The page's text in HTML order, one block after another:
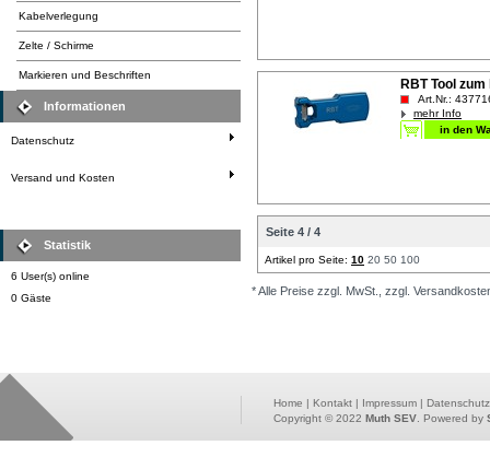
Kabelverlegung
Zelte / Schirme
Markieren und Beschriften
Informationen
Datenschutz
Versand und Kosten
Statistik
6 User(s) online
0 Gäste
RBT Tool
Art.Nr.:
mehr Info
Seite 4 / 4
Artikel pro Seite: 10 20 50 100
* Alle Preise zzgl. MwSt., zzgl.
Home | Kontakt | Impressum |
Copyright © 2022 Muth SEV . Powered by